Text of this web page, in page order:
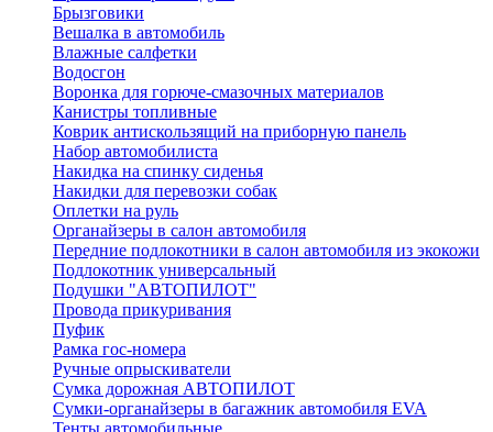
Брызговики
Вешалка в автомобиль
Влажные салфетки
Водосгон
Воронка для горюче-смазочных материалов
Канистры топливные
Коврик антискользящий на приборную панель
Набор автомобилиста
Накидка на спинку сиденья
Накидки для перевозки собак
Оплетки на руль
Органайзеры в салон автомобиля
Передние подлокотники в салон автомобиля из экокожи
Подлокотник универсальный
Подушки "АВТОПИЛОТ"
Провода прикуривания
Пуфик
Рамка гос-номера
Ручные опрыскиватели
Сумка дорожная АВТОПИЛОТ
Сумки-органайзеры в багажник автомобиля EVA
Тенты автомобильные